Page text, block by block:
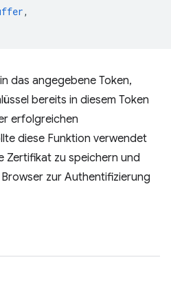
,
in das angegebene Token,
bereits in diesem Token
erfolgreichen
diese Funktion verwendet
Zertifikat zu speichern und
zur Authentifizierung